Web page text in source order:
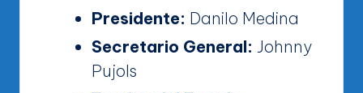
Presidente: Danilo Medina
Secretario General: Johnny
Pujols